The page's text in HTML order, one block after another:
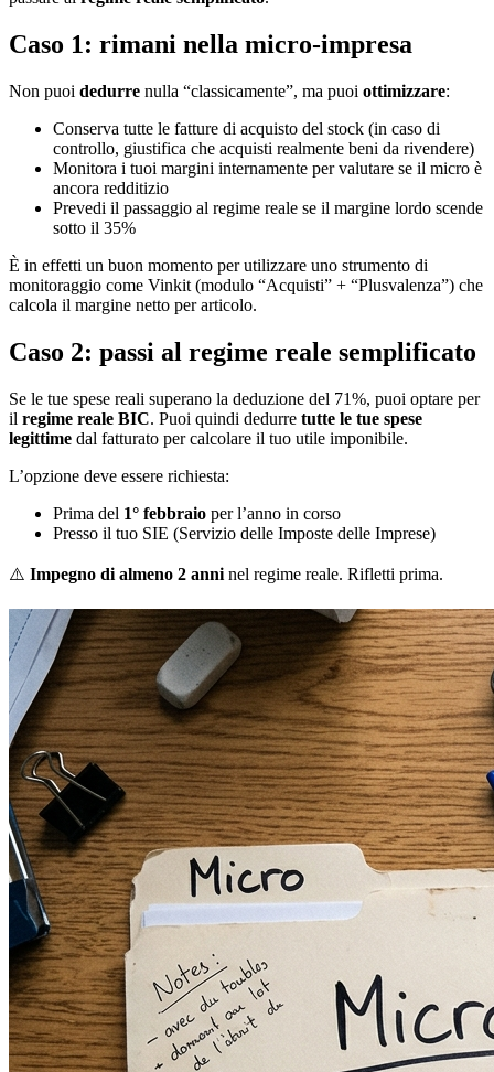
Caso 1: rimani nella micro-impresa
Non puoi dedurre nulla “classicamente”, ma puoi ottimizzare:
Conserva tutte le fatture di acquisto del stock (in caso di
controllo, giustifica che acquisti realmente beni da rivendere)
Monitora i tuoi margini internamente per valutare se il micro è
ancora redditizio
Prevedi il passaggio al regime reale se il margine lordo scende
sotto il 35%
È in effetti un buon momento per utilizzare uno strumento di
monitoraggio come Vinkit (modulo “Acquisti” + “Plusvalenza”) che
calcola il margine netto per articolo.
Caso 2: passi al regime reale semplificato
Se le tue spese reali superano la deduzione del 71%, puoi optare per
il regime reale BIC. Puoi quindi dedurre tutte le tue spese
legittime dal fatturato per calcolare il tuo utile imponibile.
L’opzione deve essere richiesta:
Prima del 1° febbraio per l’anno in corso
Presso il tuo SIE (Servizio delle Imposte delle Imprese)
⚠️ Impegno di almeno 2 anni nel regime reale. Rifletti prima.